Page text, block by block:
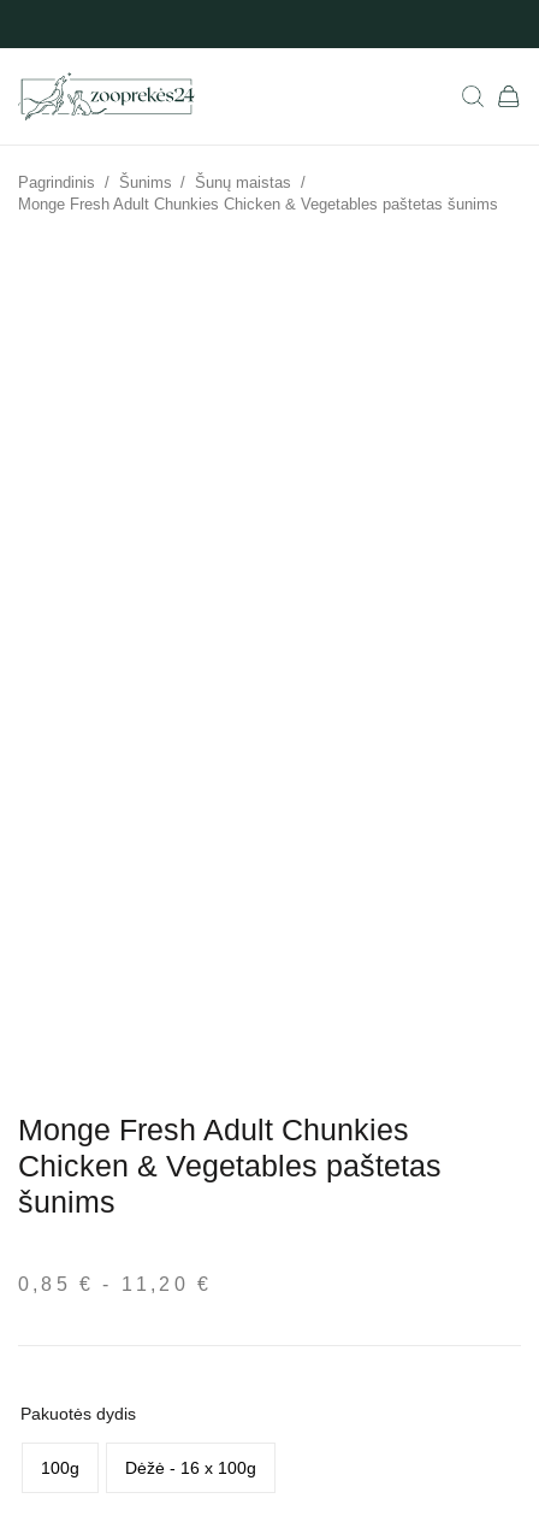
Pagrindinis / Šunims / Šunų maistas /
Monge Fresh Adult Chunkies Chicken & Vegetables paštetas šunims
Monge Fresh Adult Chunkies
Chicken & Vegetables paštetas
šunims
0,85 € - 11,20€
Pakuotės dydis
100g Dėžė - 16 x 100g